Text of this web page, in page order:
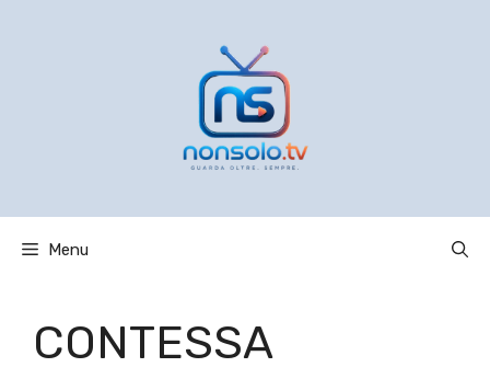
Menu
CONTESSA